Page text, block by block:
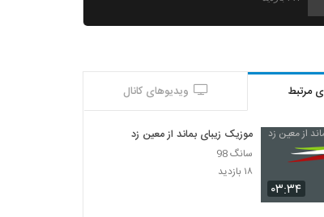
Ali Gholipour Atish Bazi
موزیک زیبای سرنوشت از نسیم آذری
۱,۹۳۷ بازدید
مرتبط ویدیوهای کانال
۰۳:۳۴
موزیک زیبای بماند از معین زد
سانگ 98
۱۸ بازدید